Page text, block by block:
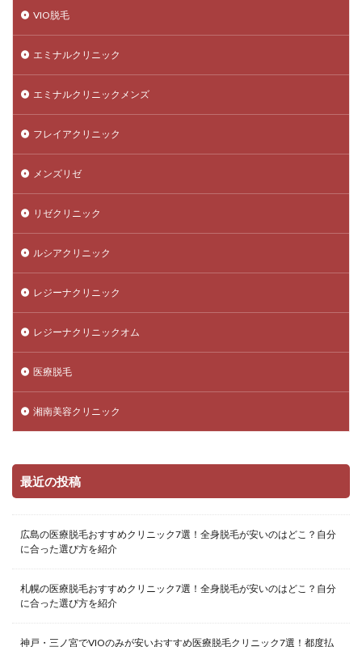
VIO脱毛
エミナルクリニック
エミナルクリニックメンズ
フレイアクリニック
メンズリゼ
リゼクリニック
ルシアクリニック
レジーナクリニック
レジーナクリニックオム
医療脱毛
湘南美容クリニック
最近の投稿
広島の医療脱毛おすすめクリニック7選！全身脱毛が安いのはどこ？自分
に合った選び方を紹介
札幌の医療脱毛おすすめクリニック7選！全身脱毛が安いのはどこ？自分
に合った選び方を紹介
神戸・三ノ宮でVIOのみが安いおすすめ医療脱毛クリニック7選！都度払